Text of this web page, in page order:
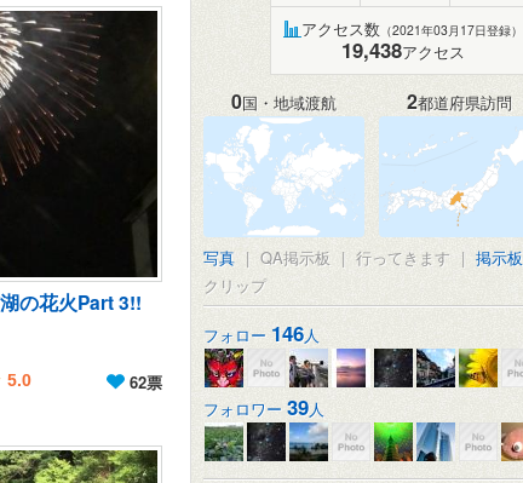
の花火Part 3!!
5.0 62票
アクセス数 （2021年03月17日登録）
19,438アクセス
0国・地域渡航 2都道府県訪問
写真 | QA掲示板 | 行ってきます | 掲示板
クリップ
フォロー 146人
フォロワー 39人